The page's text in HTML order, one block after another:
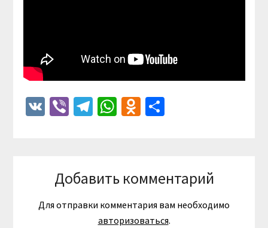
VKViberTelegram
WhatsApp
Odnoklassniki
Отправить
Добавить комментарий
Для отправки комментария вам необходимо
авторизоваться.